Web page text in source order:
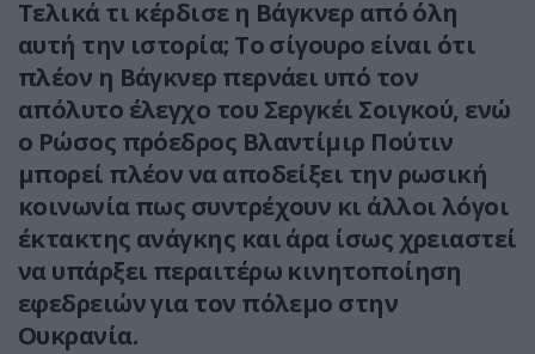
Τελικά τι κέρδισε η Βάγκνερ από όλη
αυτή την ιστορία; Το σίγουρο είναι ότι
πλέον η Βάγκνερ περνάει υπό τον
απόλυτο έλεγχο του Σεργκέι Σοιγκού, ενώ
ο Ρώσος πρόεδρος Βλαντίμιρ Πούτιν
μπορεί πλέον να αποδείξει την ρωσική
κοινωνία πως συντρέχουν κι άλλοι λόγοι
έκτακτης ανάγκης και άρα ίσως χρειαστεί
να υπάρξει περαιτέρω κινητοποίηση
εφεδρειών για τον πόλεμο στην
Ουκρανία.